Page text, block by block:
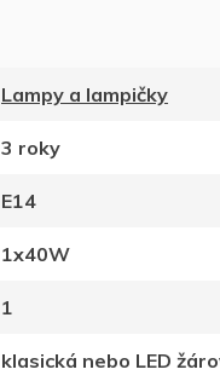
Lampy a lampičky
3 roky
E14
1x40W
1
klasická nebo LED